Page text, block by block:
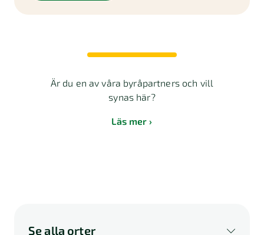
Är du en av våra byråpartners och vill
synas här?
Läs mer
Se alla orter